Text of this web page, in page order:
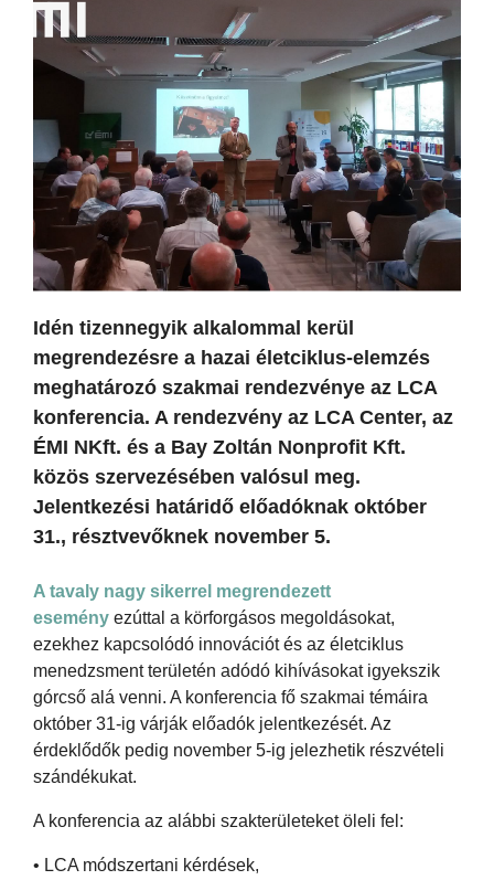
Idén tizennegyik alkalommal kerül
megrendezésre a hazai életciklus-elemzés
meghatározó szakmai rendezvénye az LCA
konferencia. A rendezvény az LCA Center, az
ÉMI NKft. és a Bay Zoltán Nonprofit Kft.
közös szervezésében valósul meg.
Jelentkezési határidő előadóknak október
31., résztvevőknek november 5.
A tavaly nagy sikerrel megrendezett
esemény ezúttal a körforgásos megoldásokat,
ezekhez kapcsolódó innovációt és az életciklus
menedzsment területén adódó kihívásokat igyekszik
górcső alá venni. A konferencia fő szakmai témáira
október 31-ig várják előadók jelentkezését. Az
érdeklődők pedig november 5-ig jelezhetik részvételi
szándékukat.
A konferencia az alábbi szakterületeket öleli fel:
• LCA módszertani kérdések,